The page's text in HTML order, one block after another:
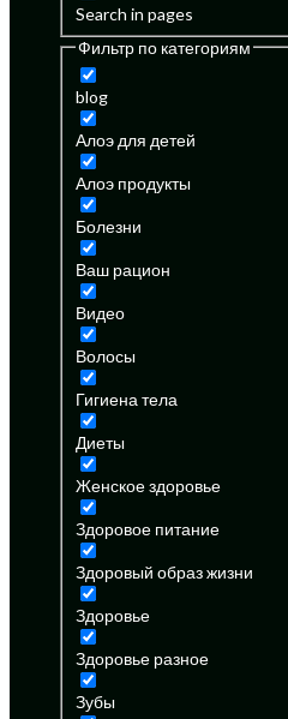
Search in pages
Фильтр по категориям
blog
Алоэ для детей
Алоэ продукты
Болезни
Ваш рацион
Видео
Волосы
Гигиена тела
Диеты
Женское здоровье
Здоровое питание
Здоровый образ жизни
Здоровье
Здоровье разное
Зубы